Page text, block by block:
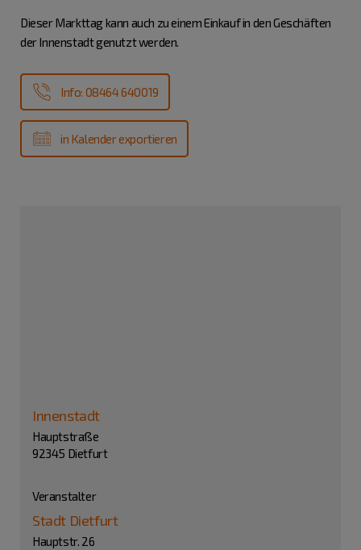
Dieser Markttag kann auch zu einem Einkauf in den Geschäften
der Innenstadt genutzt werden.
Info: 08464 640019
in Kalender exportieren
Innenstadt
Hauptstraße
92345 Dietfurt
Veranstalter
Stadt Dietfurt
Hauptstr. 26